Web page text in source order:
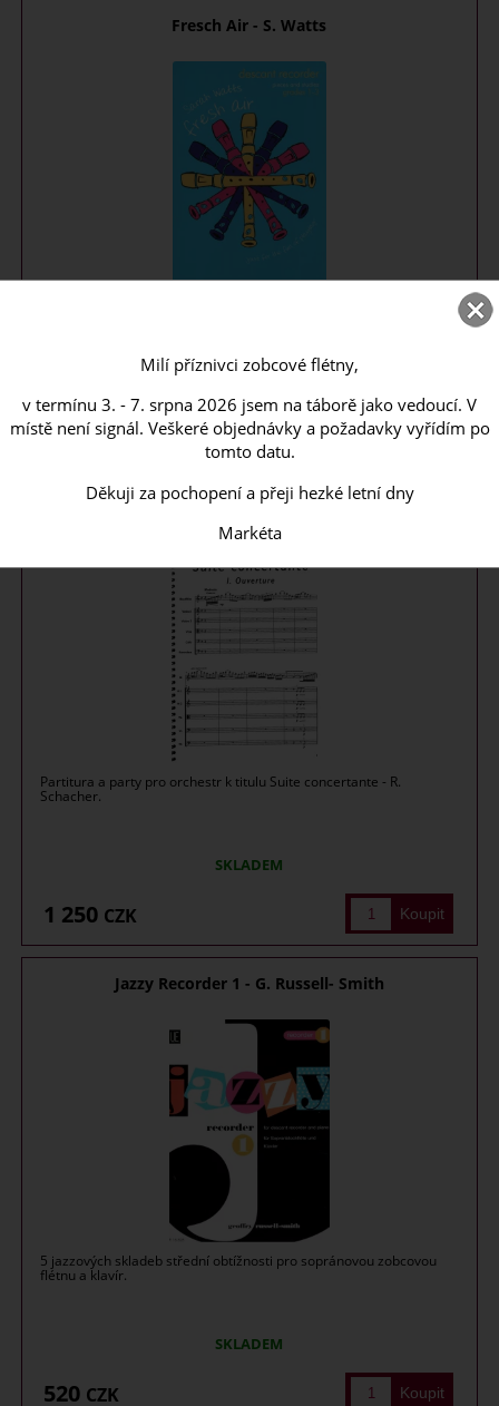
Fresch Air - S. Watts
299CZK
Suite concertante - R. Schacher - partitura+party
(orchestrální ...
Partitura a party pro orchestr k titulu Suite concertante - R.
Schacher.
SKLADEM
1 250 CZK
Jazzy Recorder 1 - G. Russell- Smith
5 jazzových skladeb střední obtížnosti pro sopránovou zobcovou
flétnu a klavír.
SKLADEM
520 CZK
Milí příznivci zobcové flétny,
v termínu 3. - 7. srpna 2026 jsem na táborě jako vedoucí. V
místě není signál. Veškeré objednávky a požadavky vyřídím po
tomto datu.
Děkuji za pochopení a přeji hezké letní dny
Markéta